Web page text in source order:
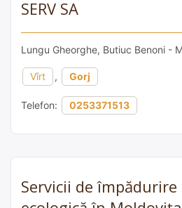
SERV SA
Lungu Gheorghe, Butiuc Benoni -
Vîrt , Gorj
Telefon: 0253371513
Servicii de